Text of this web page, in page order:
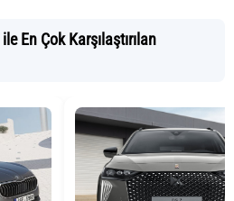
En Çok Karşılaştırılan